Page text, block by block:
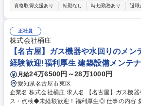
部品の交換方法など、必要に応じてイチから教
朽化がみられた場合、新しい機材を提案するこ
ナンスは簡単な作業を行いますが、複雑な作業・
ナーズの協力会社や自社工事スタッフが担当し
業務は含みません。(変更範囲：会社の定める業務) 募集職種 【春日井】
ス機器や水回りのメンテナンス・点検◆未経験
資格取得支援あり 転勤なし 時短勤務あり 退職
正社員
株式会社桶庄
【名古屋】ガス機器や水回りのメン
経験歓迎!福利厚生 建築設備メンテ
月給24万6500円～28万1000円
愛知県名古屋市東区
企業名 株式会社桶庄 求人名 【名古屋】ガス機器や水回りのメンテナン
ス・点検◆未経験歓迎！福利厚生◎ 仕事の内容 集合住宅や戸建て住宅の